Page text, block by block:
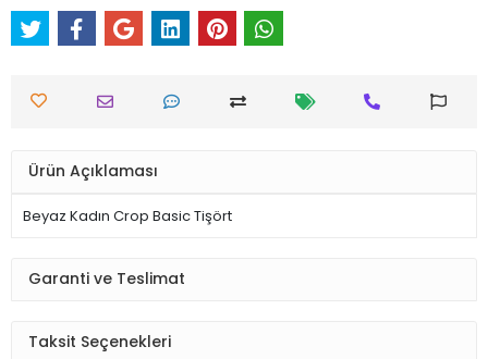
Ürün Açıklaması
Beyaz Kadın Crop Basic Tişört
Garanti ve Teslimat
Taksit Seçenekleri